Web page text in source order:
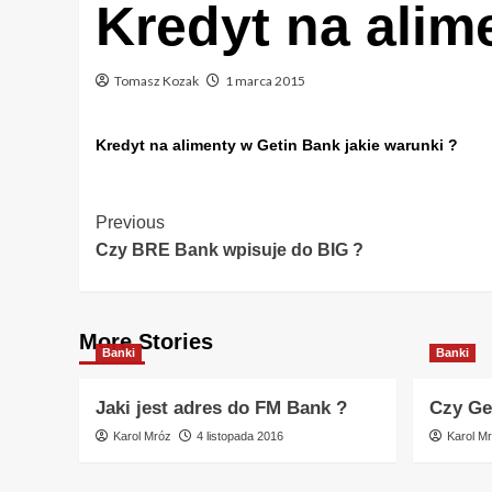
Kredyt na
Tomasz Kozak 1 marca 2015
Kredyt na alimenty w Getin Bank jakie warunki ?
Post
Navigation
Previous
Czy BRE Bank wpisuje do BIG ?
More Stories
Banki
Jaki jest adres do FM Bank ?
Karol Mróz 4 listopada 2016
Banki
Czy
Karol